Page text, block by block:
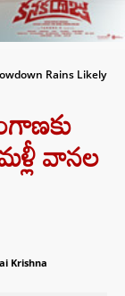
Rains Likely
వానల
Krishna